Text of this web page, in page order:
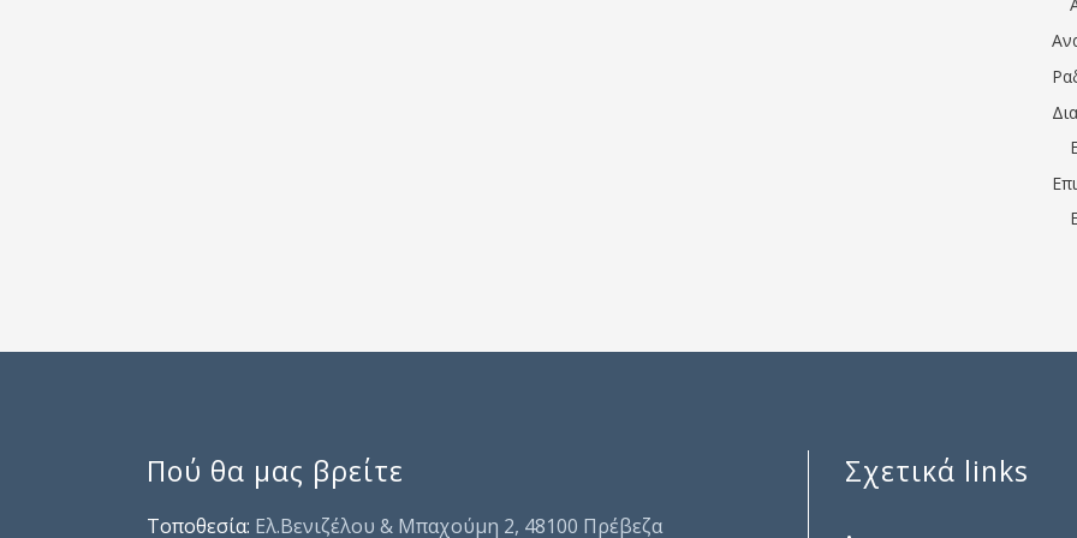
Πού θα μας βρείτε
Τοποθεσία: Ελ.Βενιζέλου & Μπαχούμη 2, 48100 Πρέβεζα
Σχετικά links
.